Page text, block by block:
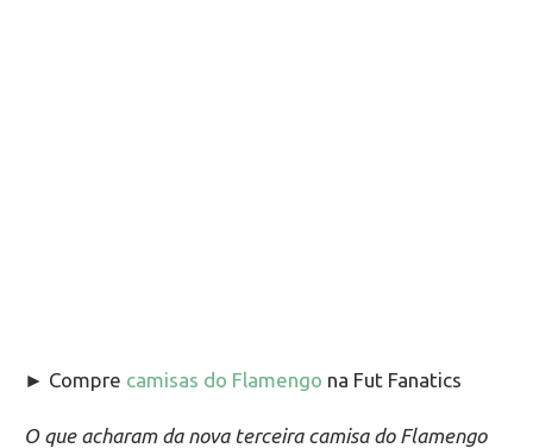
► Compre camisas do Flamengo na Fut Fanatics
O que acharam da nova terceira camisa do Flamengo